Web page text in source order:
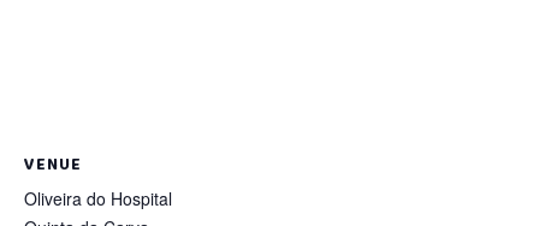
VENUE
Oliveira do Hospital